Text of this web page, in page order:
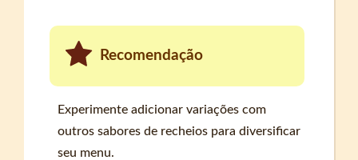
Recomendação
Experimente adicionar variações com
outros sabores de recheios para diversificar
seu menu.